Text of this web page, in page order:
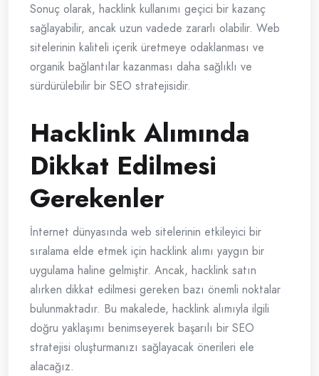
Sonuç olarak, hacklink kullanımı geçici bir kazanç
sağlayabilir, ancak uzun vadede zararlı olabilir. Web
sitelerinin kaliteli içerik üretmeye odaklanması ve
organik bağlantılar kazanması daha sağlıklı ve
sürdürülebilir bir SEO stratejisidir.
Hacklink Alımında
Dikkat Edilmesi
Gerekenler
İnternet dünyasında web sitelerinin etkileyici bir
sıralama elde etmek için hacklink alımı yaygın bir
uygulama haline gelmiştir. Ancak, hacklink satın
alırken dikkat edilmesi gereken bazı önemli noktalar
bulunmaktadır. Bu makalede, hacklink alımıyla ilgili
doğru yaklaşımı benimseyerek başarılı bir SEO
stratejisi oluşturmanızı sağlayacak önerileri ele
alacağız.